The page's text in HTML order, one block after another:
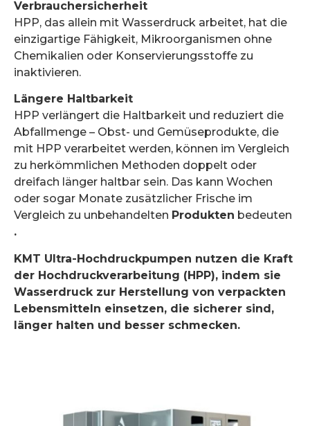
Verbrauchersicherheit
HPP, das allein mit Wasserdruck arbeitet, hat die
einzigartige Fähigkeit, Mikroorganismen ohne
Chemikalien oder Konservierungsstoffe zu
inaktivieren.
Längere Haltbarkeit
HPP verlängert die Haltbarkeit und reduziert die
Abfallmenge – Obst- und Gemüseprodukte, die
mit HPP verarbeitet werden, können im Vergleich
zu herkömmlichen Methoden doppelt oder
dreifach länger haltbar sein. Das kann Wochen
oder sogar Monate zusätzlicher Frische im
Vergleich zu unbehandelten Produkten bedeuten
.
KMT Ultra-Hochdruckpumpen nutzen die Kraft
der Hochdruckverarbeitung (HPP), indem sie
Wasserdruck zur Herstellung von verpackten
Lebensmitteln einsetzen, die sicherer sind,
länger halten und besser schmecken.